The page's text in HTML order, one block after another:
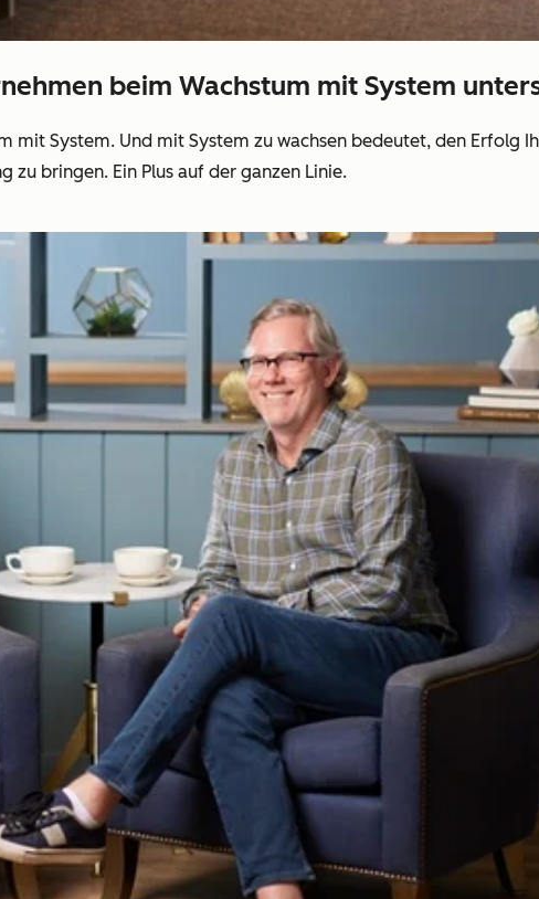
beim Wachstum mit System
mit System. Und mit System zu wachsen bedeutet, den Erfolg
zu bringen. Ein Plus auf der ganzen Linie.